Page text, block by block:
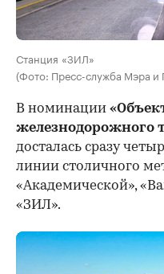
Станция «ЗИЛ»
(Фото: Пресс-служба Мэра и
В номинации
железнодорожного
досталась сразу
линии столичного
«Академической»,
«ЗИЛ».